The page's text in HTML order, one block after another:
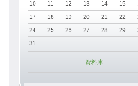
10
11 12 13 14 15
17
18 19 20 21 22
24
25 26 27 28 29
31
資料庫